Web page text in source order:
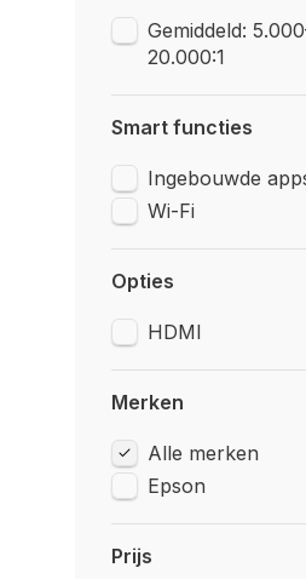
Gemiddeld:
20.000:1
Smart functies
Ingebouwde
Wi-Fi
Opties
HDMI
Merken
Alle merken
Epson
Prijs